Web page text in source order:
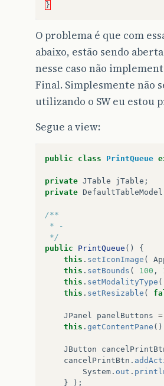
}
O problema é que com
abaixo, estão sendo
nesse caso não
Final. Simplesmente não
utilizando o SW eu estou
Segue a view:
public class PrintQueue
private JTable jTable ;
private DefaultTableModel
/**
* -
*/
public
PrintQueue ()
{
this . setIconImage (
this . setBounds ( 100 ,
this . setModalityType (
this . setResizable (
JPanel panelButtons =
this . getContentPane
JButton
cancelPrintBtn .
System . out .
}
);